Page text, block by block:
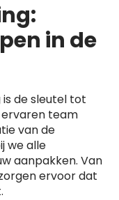
in de
de sleutel tot
ervaren team
van de
we alle
aanpakken. Van
ervoor dat